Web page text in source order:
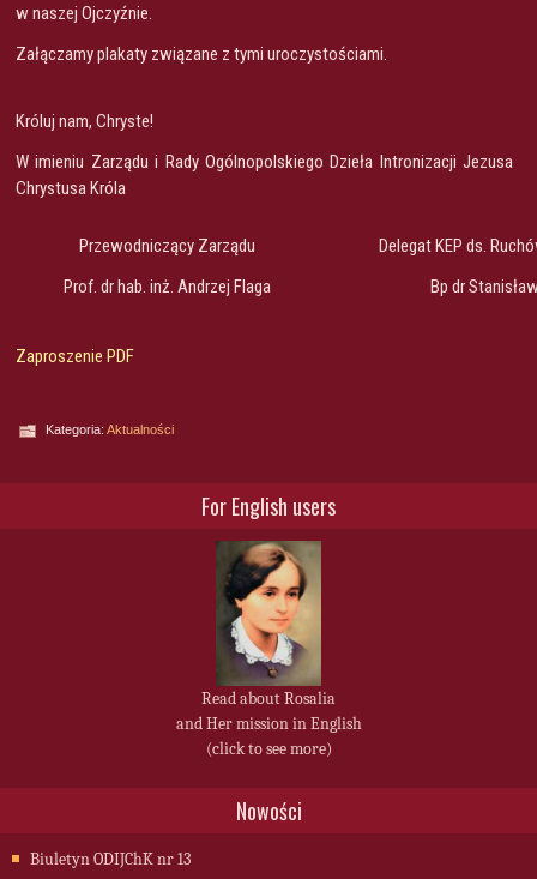
w naszej Ojczyźnie.
Załączamy plakaty związane z tymi uroczystościami.
Króluj nam, Chryste!
W imieniu Zarządu i Rady Ogólnopolskiego Dzieła Intronizacji Jezusa
Chrystusa Króla
Przewodniczący Zarządu
Prof. dr hab. inż. Andrzej Flaga
Delegat KEP ds.
Bp dr
Zaproszenie PDF
Kategoria: Aktualności
For English users
Read about Rosalia
and Her mission in English
(click to see more)
Nowości
Biuletyn ODIJChK nr 13